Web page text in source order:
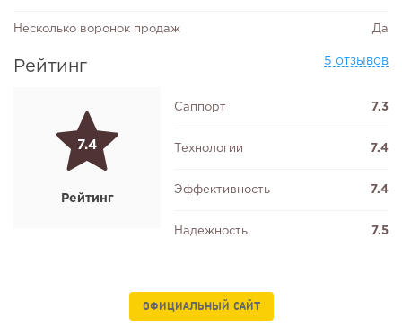
Несколько воронок продаж Да
Рейтинг 5 отзывов
7.4
Рейтинг
Саппорт 7.3
Технологии 7.4
Эффективность 7.4
Надежность 7.5
ОФИЦИАЛЬНЫЙ САЙТ